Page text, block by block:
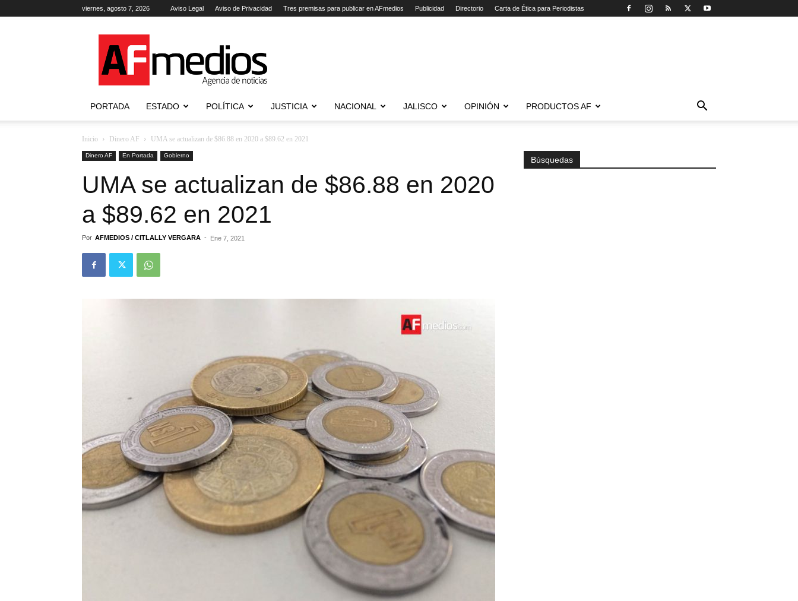
viernes, agosto 7, 2026 Aviso Legal Aviso de Privacidad Tres premisas para publicar en AFmedios Publicidad Directorio Carta de Ética para Periodistas
Agencia
de
Noticias
PORTADA ESTADO POLÍTICA JUSTICIA NACIONAL JALISCO OPINIÓN PRODUCTOS AF
Inicio Dinero AF UMA se actualizan de $86.88 en 2020 a $89.62 en 2021
Dinero AF En Portada Gobierno
UMA se actualizan de $86.88 en 2020
a $89.62 en 2021
Por AFMEDIOS / CITLALLY VERGARA - Ene 7, 2021
Búsquedas